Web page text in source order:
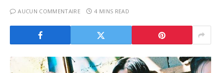
AUCUN COMMENTAIRE 4 MINS READ